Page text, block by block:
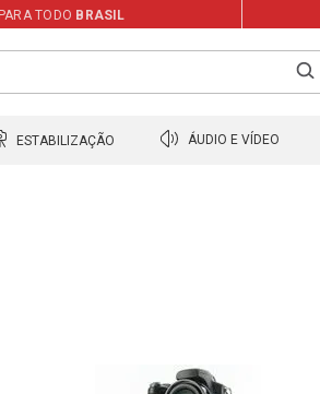
TODO BRASIL
ESTABILIZAÇÃO ÁUDIO E VÍDEO